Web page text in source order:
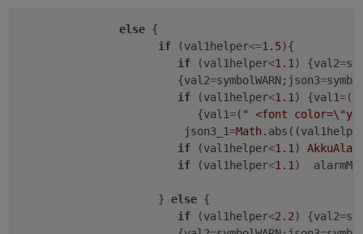
//f          ür spezialisten bei devices mit über 3
var bigBattWarn=4.1 ; //
else {
if (val1helper<=1.5){
if (val1helper<1.1) {val2=
                        {val2
=symbolWARN;json3=
if (val1helper<1.1) {val1=(
                           {val1
=( " <font color=\"
                         json3_1
=Math
if (val1helper<1.1)
if (val1helper<1.1)
                     }
else {
if (val1helper<2.2) {val2=